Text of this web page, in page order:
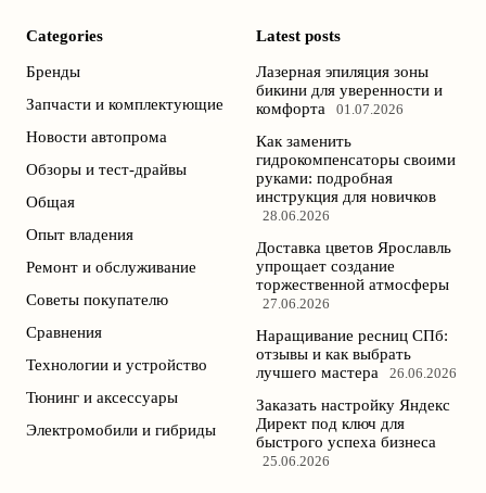
Categories
Бренды
Запчасти и комплектующие
Новости автопрома
Обзоры и тест-драйвы
Общая
Опыт владения
Ремонт и обслуживание
Советы покупателю
Сравнения
Технологии и устройство
Тюнинг и аксессуары
Электромобили и гибриды
Latest posts
Лазерная эпиляция зоны
бикини для уверенности и
комфорта
01.07.2026
Как заменить
гидрокомпенсаторы своими
руками: подробная
инструкция для новичков
28.06.2026
Доставка цветов Ярославль
упрощает создание
торжественной атмосферы
27.06.2026
Наращивание ресниц СПб:
отзывы и как выбрать
лучшего мастера
26.06.2026
Заказать настройку Яндекс
Директ под ключ для
быстрого успеха бизнеса
25.06.2026